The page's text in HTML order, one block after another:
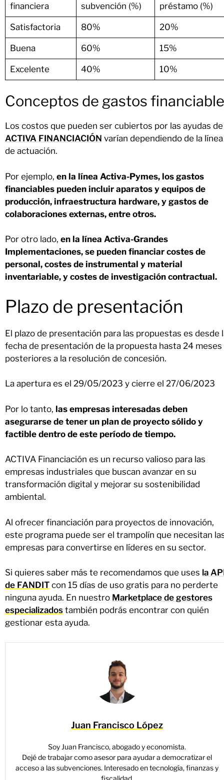
financiera
subvención (%)
préstamo (%)
Satisfactoria 80% 20%
Buena 60% 15%
Excelente 40% 10%
Conceptos de gastos financiable
Los costos que pueden ser cubiertos por las ayudas de
ACTIVA FINANCIACIÓN varían dependiendo de la línea
de actuación.
Por ejemplo, en la línea Activa-Pymes, los gastos
financiables pueden incluir aparatos y equipos de
producción, infraestructura hardware, y gastos de
colaboraciones externas, entre otros.
Por otro lado, en la línea Activa-Grandes
Implementaciones, se pueden financiar costes de
personal, costes de instrumental y material
inventariable, y costes de investigación contractual.
Plazo de presentación
El plazo de presentación para las propuestas es desde
fecha de presentación de la propuesta hasta 24 meses
posteriores a la resolución de concesión.
La apertura es el 29/05/2023 y cierre el 27/06/2023
Por lo tanto, las empresas interesadas deben
asegurarse de tener un plan de proyecto sólido y
factible dentro de este período de tiempo.
ACTIVA Financiación es un recurso valioso para las
empresas industriales que buscan avanzar en su
transformación digital y mejorar su sostenibilidad
ambiental.
Al ofrecer financiación para proyectos de innovación,
este programa puede ser el trampolín que necesitan
empresas para convertirse en líderes en su sector.
Si quieres saber más te recomendamos que uses la
de FANDIT con 15 días de uso gratis para no perderte
ninguna ayuda. En nuestro Marketplace de gestores
especializados también podrás encontrar con quién
gestionar esta ayuda.
Juan Francisco López
Soy Juan Francisco, abogado y economista.
Dejé de trabajar como asesor para ayudar a democratizar el
acceso a las subvenciones. Interesado en tecnología, finanzas y
fiscalidad.